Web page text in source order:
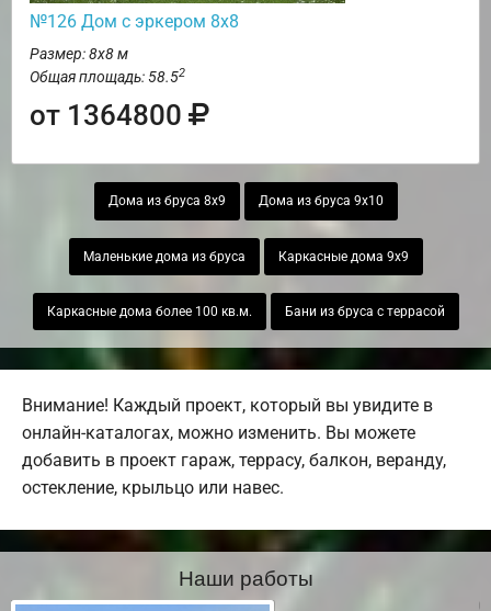
№126 Дом с эркером 8х8
Размер: 8х8 м
Общая площадь: 58.52
от 1364800
Дома из бруса 8х9 Дома из бруса 9х10
Маленькие дома из бруса Каркасные дома 9х9
Каркасные дома более 100 кв.м. Бани из бруса с террасой
Внимание! Каждый проект, который вы увидите в
онлайн-каталогах, можно изменить. Вы можете
добавить в проект гараж, террасу, балкон, веранду,
остекление, крыльцо или навес.
Наши работы